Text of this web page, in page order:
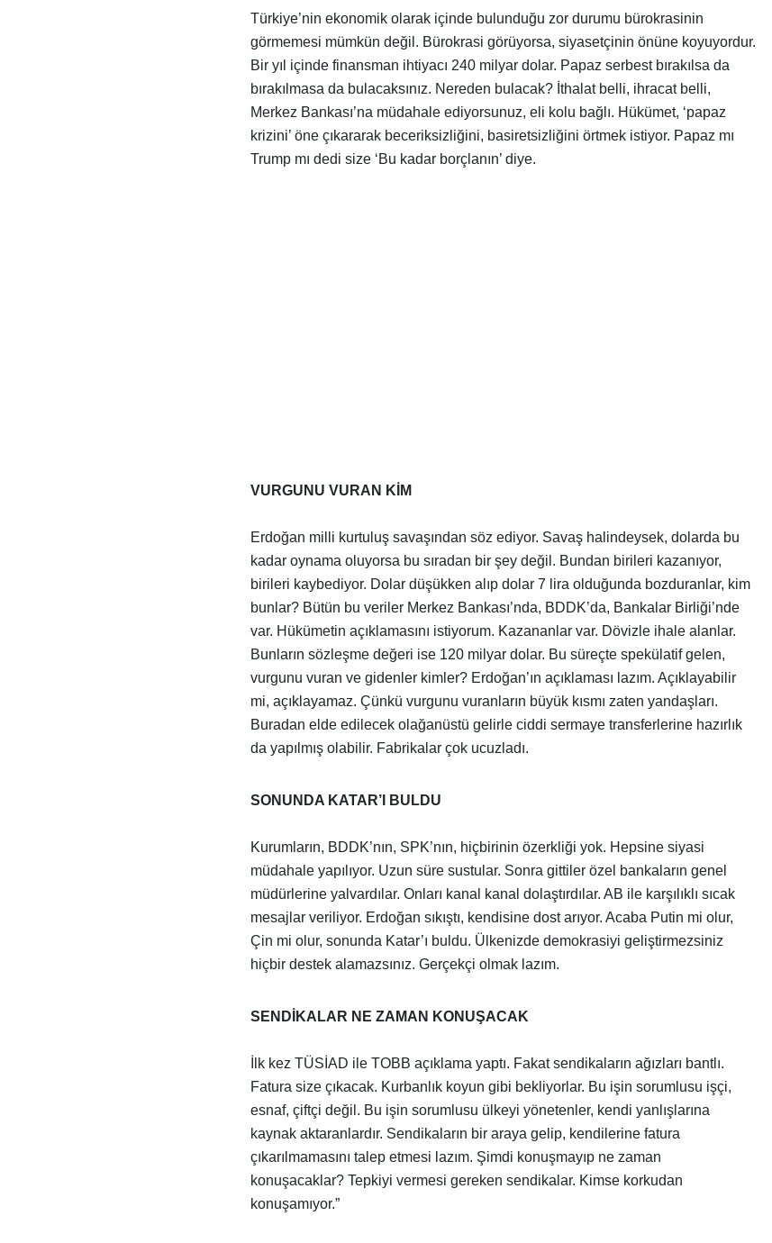
Türkiye’nin ekonomik olarak içinde bulunduğu zor durumu bürokrasinin
görmemesi mümkün değil. Bürokrasi görüyorsa, siyasetçinin önüne koyuyordur.
Bir yıl içinde finansman ihtiyacı 240 milyar dolar. Papaz serbest bırakılsa da
bırakılmasa da bulacaksınız. Nereden bulacak? İthalat belli, ihracat belli,
Merkez Bankası’na müdahale ediyorsunuz, eli kolu bağlı. Hükümet, ‘papaz
krizini’ öne çıkararak beceriksizliğini, basiretsizliğini örtmek istiyor. Papaz mı
Trump mı dedi size ‘Bu kadar borçlanın’ diye.
VURGUNU VURAN KİM
Erdoğan milli kurtuluş savaşından söz ediyor. Savaş halindeysek, dolarda bu
kadar oynama oluyorsa bu sıradan bir şey değil. Bundan birileri kazanıyor,
birileri kaybediyor. Dolar düşükken alıp dolar 7 lira olduğunda bozduranlar, kim
bunlar? Bütün bu veriler Merkez Bankası’nda, BDDK’da, Bankalar Birliği’nde
var. Hükümetin açıklamasını istiyorum. Kazananlar var. Dövizle ihale alanlar.
Bunların sözleşme değeri ise 120 milyar dolar. Bu süreçte spekülatif gelen,
vurgunu vuran ve gidenler kimler? Erdoğan’ın açıklaması lazım. Açıklayabilir
mi, açıklayamaz. Çünkü vurgunu vuranların büyük kısmı zaten yandaşları.
Buradan elde edilecek olağanüstü gelirle ciddi sermaye transferlerine hazırlık
da yapılmış olabilir. Fabrikalar çok ucuzladı.
SONUNDA KATAR’I BULDU
Kurumların, BDDK’nın, SPK’nın, hiçbirinin özerkliği yok. Hepsine siyasi
müdahale yapılıyor. Uzun süre sustular. Sonra gittiler özel bankaların genel
müdürlerine yalvardılar. Onları kanal kanal dolaştırdılar. AB ile karşılıklı sıcak
mesajlar veriliyor. Erdoğan sıkıştı, kendisine dost arıyor. Acaba Putin mi olur,
Çin mi olur, sonunda Katar’ı buldu. Ülkenizde demokrasiyi geliştirmezsiniz
hiçbir destek alamazsınız. Gerçekçi olmak lazım.
SENDİKALAR NE ZAMAN KONUŞACAK
İlk kez TÜSİAD ile TOBB açıklama yaptı. Fakat sendikaların ağızları bantlı.
Fatura size çıkacak. Kurbanlık koyun gibi bekliyorlar. Bu işin sorumlusu işçi,
esnaf, çiftçi değil. Bu işin sorumlusu ülkeyi yönetenler, kendi yanlışlarına
kaynak aktaranlardır. Sendikaların bir araya gelip, kendilerine fatura
çıkarılmamasını talep etmesi lazım. Şimdi konuşmayıp ne zaman
konuşacaklar? Tepkiyi vermesi gereken sendikalar. Kimse korkudan
konuşamıyor.”